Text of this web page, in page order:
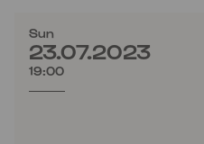
Sun
23.07.2023
19:00